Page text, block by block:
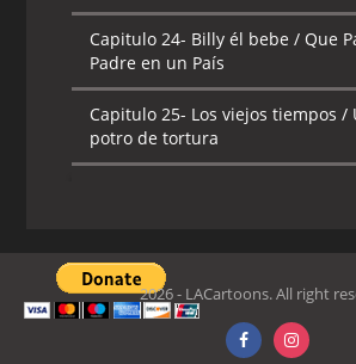
Capitulo 24- Billy él bebe / Que
Padre en un País
Capitulo 25- Los viejos tiempos /
potro de tortura
2026 - LACartoons. All right